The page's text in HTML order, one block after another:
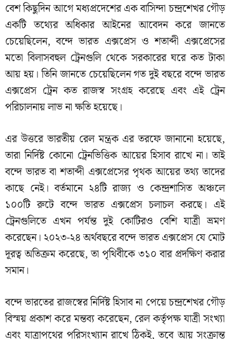
বেশ কিছুদিন আগে মধ্যপ্রদেশের এক বাসিন্দা চন্দ্রশেখর গৌড়
একটি তথ্যের অধিকার আইনের আবেদন করে জানতে
চেয়েছিলেন, বন্দে ভারত এক্সপ্রেস ও শতাব্দী এক্সপ্রেসের
মতো বিলাসবহুল ট্রেনগুলি থেকে সরকারের ঘরে কত টাকা
আয় হয়। তিনি জানতে চেয়েছিলেন গত দুই বছরে বন্দে ভারত
এক্সপ্রেস ট্রেন কত রাজস্ব সংগ্রহ করেছে এবং এই ট্রেন
পরিচালনায় লাভ না ক্ষতি হয়েছে।
এর উত্তরে ভারতীয় রেল মন্ত্রক এর তরফে জানানো হয়েছে,
তারা নির্দিষ্ট কোনো ট্রেনভিত্তিক আয়ের হিসাব রাখে না। তাই
বন্দে ভারত বা শতাব্দী এক্সপ্রেসের পৃথক আয়ের তথ্য তাদের
কাছে নেই। বর্তমানে ২৪টি রাজ্য ও কেন্দ্রশাসিত অঞ্চলে
১০০টি রুটে বন্দে ভারত এক্সপ্রেস চলাচল করছে। এই
ট্রেনগুলিতে এখন পর্যন্ত দুই কোটিরও বেশি যাত্রী ভ্রমণ
করেছেন। ২০২৩-২৪ অর্থবছরে বন্দে ভারত এক্সপ্রেস যে মোট
দূরত্ব অতিক্রম করেছে, তা পৃথিবীকে ৩১০ বার প্রদক্ষিণ করার
সমান।
বন্দে ভারতের রাজস্বের নির্দিষ্ট হিসাব না পেয়ে চন্দ্রশেখর গৌড়
বিস্ময় প্রকাশ করে মন্তব্য করেছেন, রেল কর্তৃপক্ষ যাত্রী সংখ্যা
এবং যাত্রাপথের পরিসংখ্যান রাখে ঠিকই, তবে আয় সংক্রান্ত